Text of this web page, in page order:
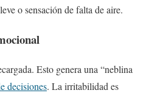
o sensación de falta de aire.
Esto genera una “neblina
decisiones. La irritabilidad es